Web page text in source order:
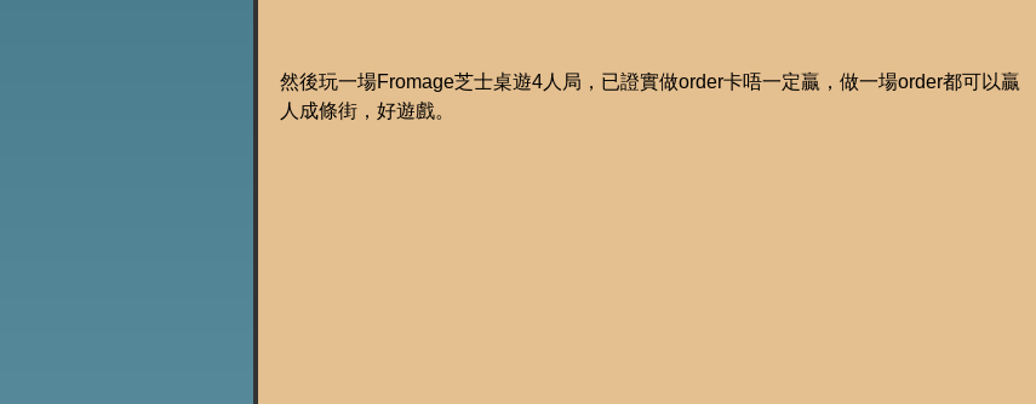
然後玩一場Fromage芝士桌遊4人局，已證實做order卡唔一定贏，做一場order都可以贏
人成條街，好遊戲。